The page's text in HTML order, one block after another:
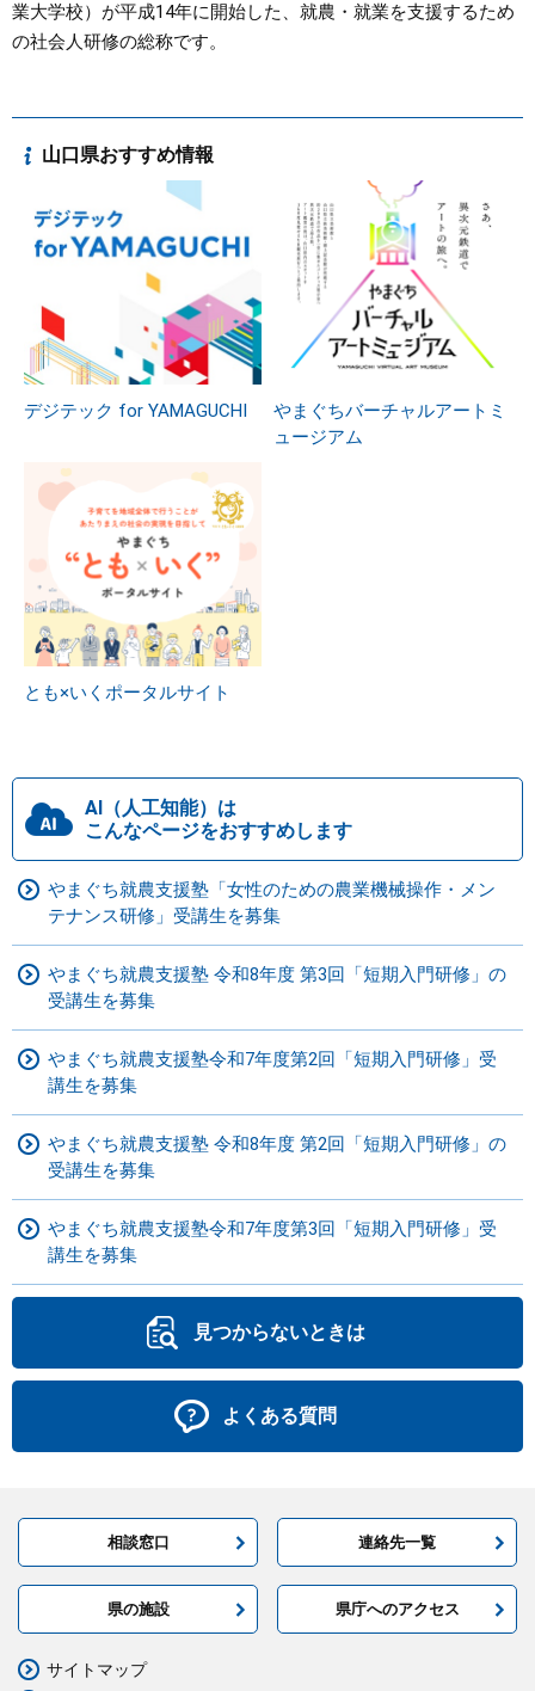
業大学校）が平成14年に開始した、就農・就業を支援するため
の社会人研修の総称です。
山口県おすすめ情報
デジテック for YAMAGUCHI
やまぐちバーチャルアートミ
ュージアム
とも×いくポータルサイト
AI（人工知能）は
こんなページをおすすめします
やまぐち就農支援塾「女性のための農業機械操作・メン
テナンス研修」受講生を募集
やまぐち就農支援塾 令和8年度 第3回「短期入門研修」の
受講生を募集
やまぐち就農支援塾令和7年度第2回「短期入門研修」受
講生を募集
やまぐち就農支援塾 令和8年度 第2回「短期入門研修」の
受講生を募集
やまぐち就農支援塾令和7年度第3回「短期入門研修」受
講生を募集
見つからないときは
よくある質問
相談窓口 連絡先一覧
県の施設 県庁へのアクセス
サイトマップ